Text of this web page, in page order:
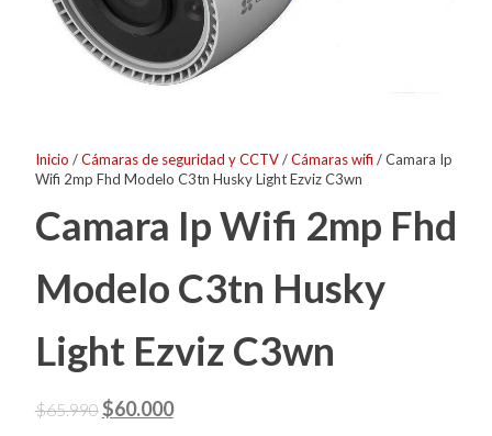
Inicio /Cámaras de seguridad y CCTV/Cámaras wifi / Camara Ip
Wifi 2mp Fhd Modelo C3tn Husky Light Ezviz C3wn
Camara Ip Wifi 2mp Fhd
Modelo C3tn Husky
Light Ezviz C3wn
$65.990 El
$60.000El